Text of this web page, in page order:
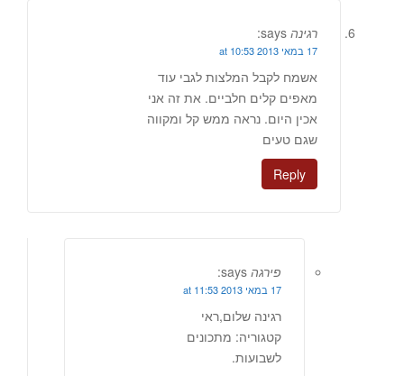
רגינה says:
17 במאי 2013 at 10:53
אשמח לקבל המלצות לגבי עוד
מאפים קלים חלביים. את זה אני
אכין היום. נראה ממש קל ומקווה
שגם טעים
Reply
פירגה says:
17 במאי 2013 at 11:53
רגינה שלום,ראי
קטגוריה: מתכונים
לשבועות.